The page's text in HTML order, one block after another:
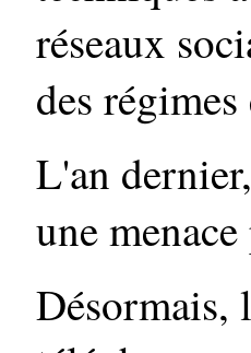
réseaux
des
L'an
une
Désormais,